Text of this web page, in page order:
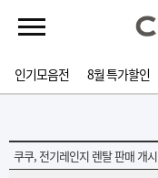
인기모음전 8월 특가할인
쿠쿠, 전기레인지 렌탈 판매 개시